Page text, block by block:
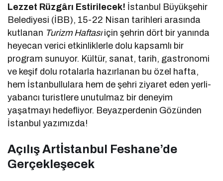
Lezzet Rüzgârı Estirilecek! İstanbul Büyükşehir
Belediyesi (İBB), 15-22 Nisan tarihleri arasında
kutlanan Turizm Haftasıiçin şehrin dört bir yanında
heyecan verici etkinliklerle dolu kapsamlı bir
program sunuyor. Kültür, sanat, tarih, gastronomi
ve keşif dolu rotalarla hazırlanan bu özel hafta,
hem İstanbullulara hem de şehri ziyaret eden yerli-
yabancı turistlere unutulmaz bir deneyim
yaşatmayı hedefliyor. Beyazperdenin Gözünden
İstanbul yazımızda!
Açılış Artİstanbul Feshane’de
Gerçekleşecek